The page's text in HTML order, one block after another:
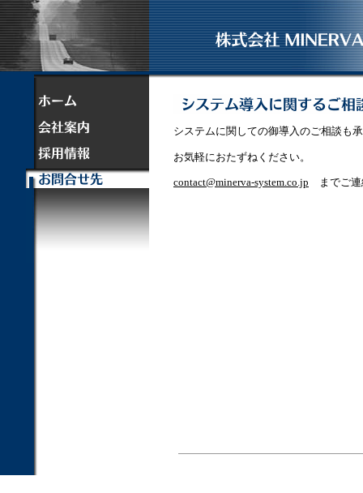
システムに関しての御導入のご相談も
お気軽におたずねください。
contact@minerva-system.co.jp までご連